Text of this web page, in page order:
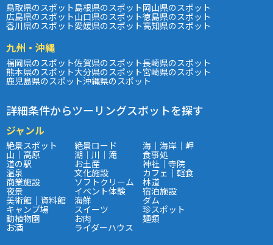
鳥取県のスポット島根県のスポット岡山県のスポット
広島県のスポット山口県のスポット徳島県のスポット
香川県のスポット愛媛県のスポット高知県のスポット
九州・沖縄
福岡県のスポット佐賀県のスポット長崎県のスポット
熊本県のスポット大分県のスポット宮崎県のスポット
鹿児島県のスポット沖縄県のスポット
詳細条件からツーリングスポットを探す
ジャンル
絶景スポット 絶景ロード 海｜海岸｜岬
山｜高原 湖｜川｜滝 食事処
道の駅 お土産 神社｜寺院
温泉 文化施設 カフェ｜軽食
商業施設 ソフトクリーム 林道
夜景 イベント体験 宿泊施設
美術館｜資料館 海鮮 ダム
キャンプ場 スイーツ 珍スポット
動植物園 お肉 麺類
お酒 ライダーハウス